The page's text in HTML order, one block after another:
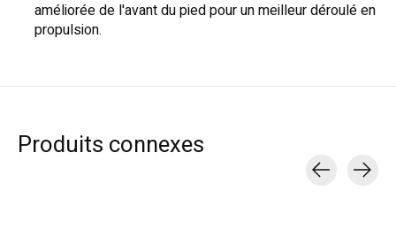
améliorée de l'avant du pied pour un meilleur déroulé en
propulsion.
Produits connexes